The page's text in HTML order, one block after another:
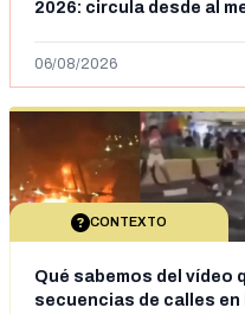
2026: circula desde al
06/08/2026
CONTEXTO
Qué sabemos del vídeo
secuencias de calles